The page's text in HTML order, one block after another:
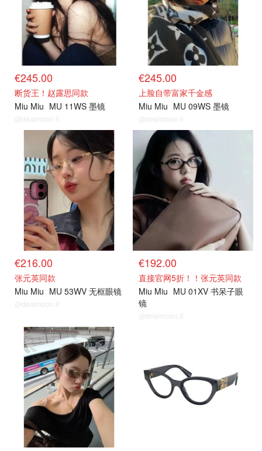
€245.00
断货王！赵露思同款
Miu Miu MU 11WS 墨镜
@dealmoon.it
€245.00
上脸自带富家千金感
Miu Miu MU 09WS 墨镜
@dealmoon.it
€216.00
张元英同款
Miu Miu MU 53WV 无框眼镜
@dealmoon.it
€192.00
直接官网5折！！张元英同款
Miu Miu MU 01XV 书呆子眼
镜
@dealmoon.it